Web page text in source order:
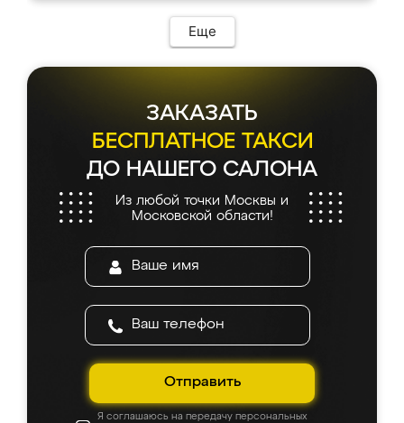
Еще
ЗАКАЗАТЬ
БЕСПЛАТНОЕ ТАКСИ
ДО НАШЕГО САЛОНА
Из любой точки Москвы и
Московской области!
Отправить
Я соглашаюсь на передачу персональных